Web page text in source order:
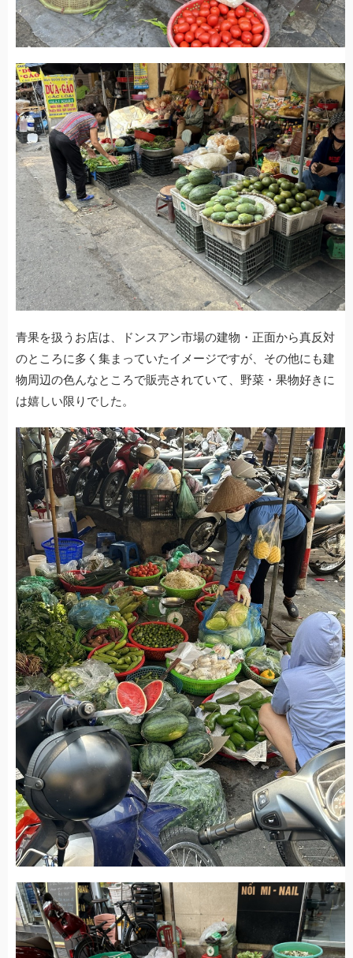
青果を扱うお店は、ドンスアン市場の建物・正面から真反対
のところに多く集まっていたイメージですが、その他にも建
物周辺の色んなところで販売されていて、野菜・果物好きに
は嬉しい限りでした。